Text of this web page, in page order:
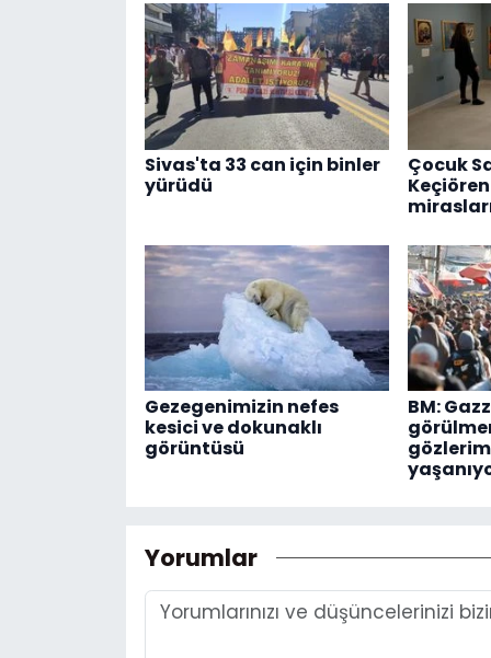
Sivas'ta 33 can için binler
yürüdü
Çocuk
Gezegenimizin nefes
kesici ve dokunaklı
görüntüsü
BM:
Yorumlar